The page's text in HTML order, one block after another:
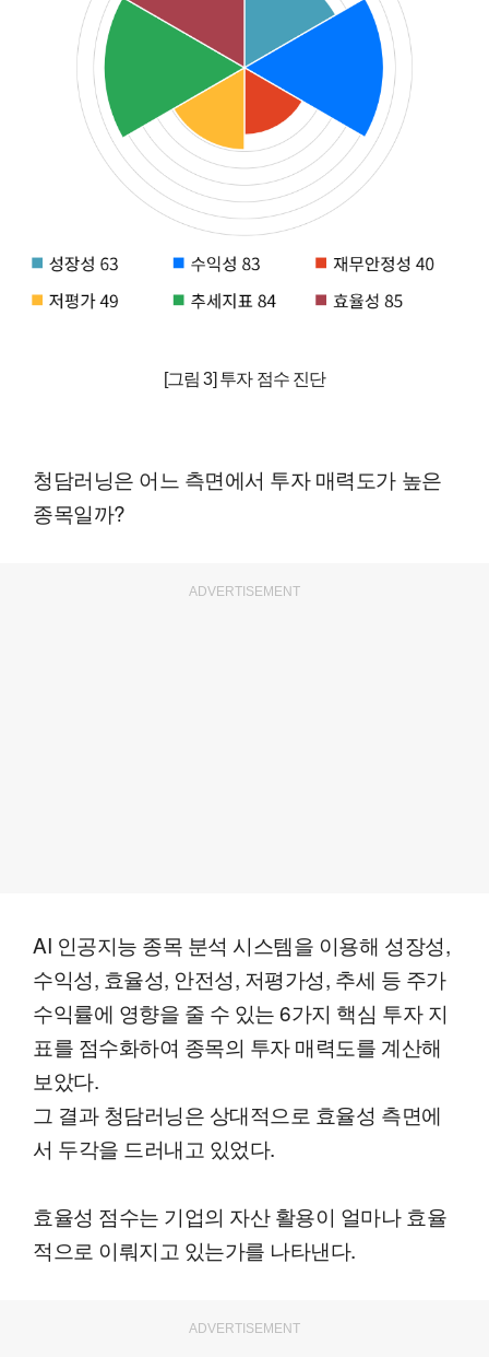
[그림 3] 투자 점수 진단
청담러닝은 어느 측면에서 투자 매력도가 높은
종목일까?
ADVERTISEMENT
AI 인공지능 종목 분석 시스템을 이용해 성장성,
수익성, 효율성, 안전성, 저평가성, 추세 등 주가
수익률에 영향을 줄 수 있는 6가지 핵심 투자 지
표를 점수화하여 종목의 투자 매력도를 계산해
보았다.
그 결과 청담러닝은 상대적으로 효율성 측면에
서 두각을 드러내고 있었다.
효율성 점수는 기업의 자산 활용이 얼마나 효율
적으로 이뤄지고 있는가를 나타낸다.
ADVERTISEMENT